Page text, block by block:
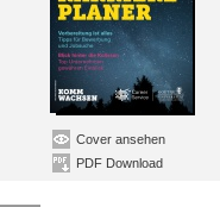
Cover ansehen
PDF Download